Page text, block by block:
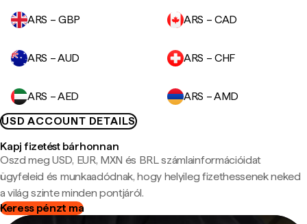
ARS – GBP ARS – CAD
ARS – AUD ARS – CHF
ARS – AED
ARS – AMD
USD ACCOUNT DETAILS
Kapj fizetést bárhonnan
Oszd meg USD, EUR, MXN és BRL számlainformációidat
ügyfeleid és munkaadódnak, hogy helyileg fizethessenek neked
a világ szinte minden pontjáról.
Keress pénzt ma